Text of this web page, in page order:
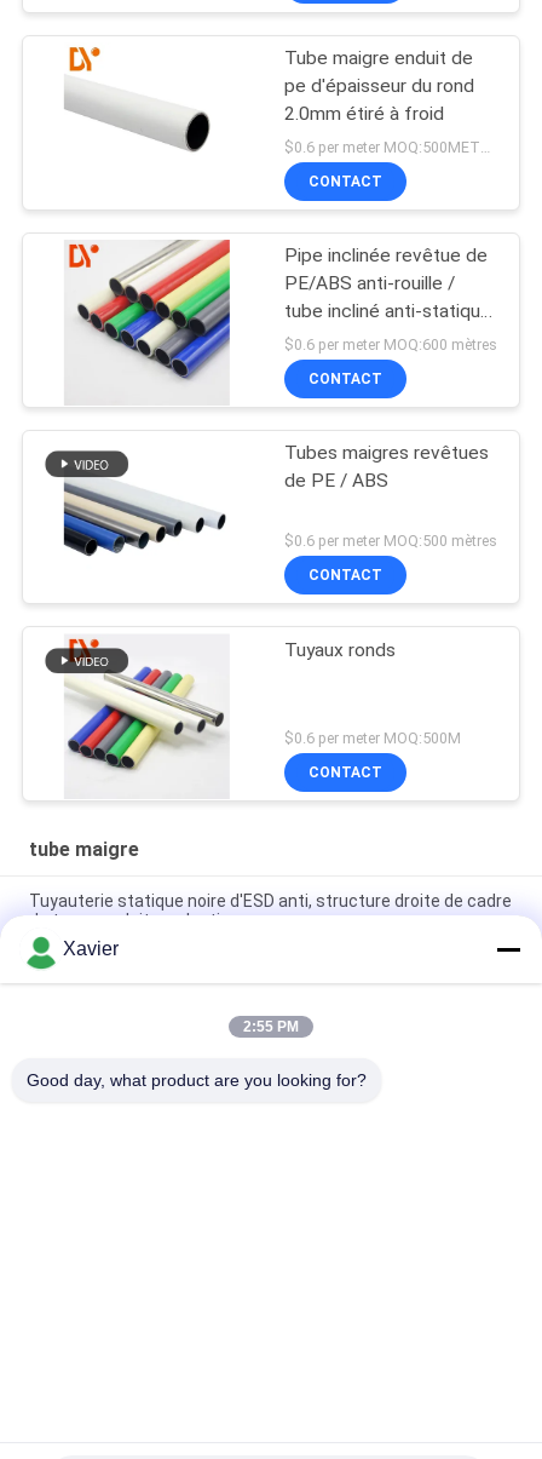
Tube maigre enduit de
pe d'épaisseur du rond
2.0mm étiré à froid
CONTACT
Pipe inclinée revêtue de
PE/ABS anti-rouille /
tube incliné anti-statique
pour support de débit
$0.6 per meter MOQ:600 mètres
CONTACT
Tubes maigres revêtues
de PE / ABS
$0.6 per meter MOQ:500 mètres
CONTACT
Tuyaux ronds
$0.6 per meter MOQ:500M
CONTACT
tube maigre
Tuyauterie statique noire d'ESD anti, structure droite de cadre
de tuyau enduit en plastique
Diamètre enduit en plastique de la preuve 28mm de rouille de
tuyau d'ESD pour la structure flexible
Tuyau d'acier enduit de pe maigre de la reliure Od28mm pour
Xavier
2:55 PM
Good day, what product are you looking for?